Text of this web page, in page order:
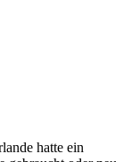
hatte ein